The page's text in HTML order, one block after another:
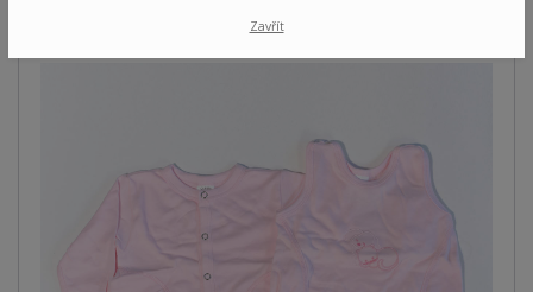
Zavřít